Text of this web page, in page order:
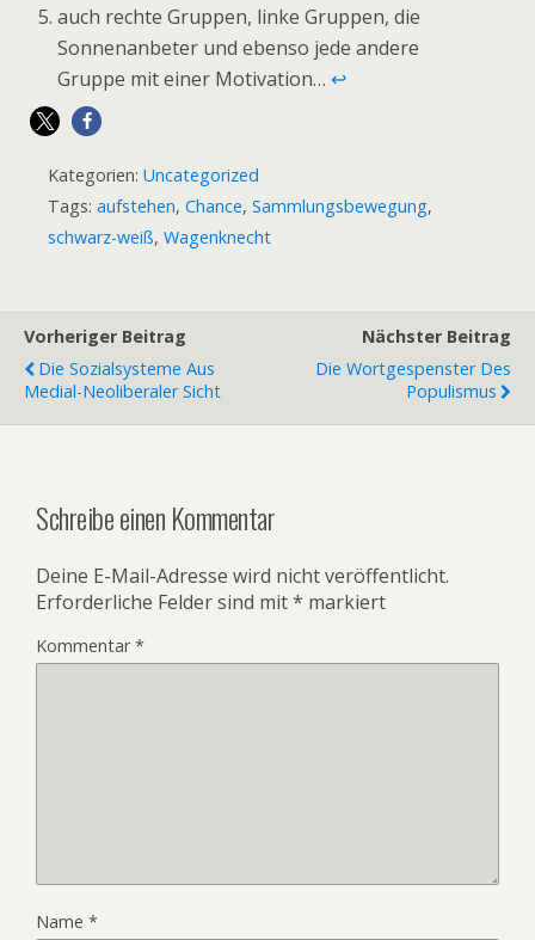
auch rechte Gruppen, linke Gruppen, die
Sonnenanbeter und ebenso jede andere
Gruppe mit einer Motivation…↩
Kategorien: Uncategorized
Tags: aufstehen, Chance, Sammlungsbewegung,
schwarz-weiß, Wagenknecht
Vorheriger Beitrag
Die Sozialsysteme Aus
Medial-Neoliberaler Sicht
Nächster Beitrag
Die Wortgespenster Des
Populismus
Schreibe einen Kommentar
Deine E-Mail-Adresse wird nicht veröffentlicht.
Erforderliche Felder sind mit* markiert
Kommentar*
Name *